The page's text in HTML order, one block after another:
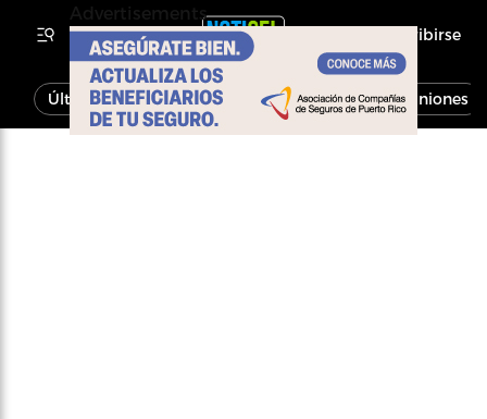
Inscribirse
Última Hora Noticias Economía Opiniones
Advertisements